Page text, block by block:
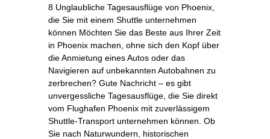
8 Unglaubliche Tagesausflüge von Phoenix,
die Sie mit einem Shuttle unternehmen
können Möchten Sie das Beste aus Ihrer Zeit
in Phoenix machen, ohne sich den Kopf über
die Anmietung eines Autos oder das
Navigieren auf unbekannten Autobahnen zu
zerbrechen? Gute Nachricht – es gibt
unvergessliche Tagesausflüge, die Sie direkt
vom Flughafen Phoenix mit zuverlässigem
Shuttle-Transport unternehmen können. Ob
Sie nach Naturwundern, historischen